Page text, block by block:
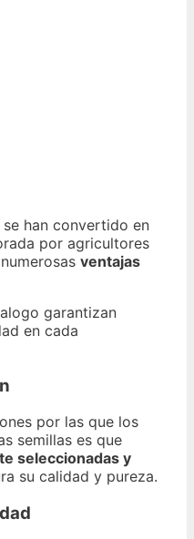
se han convertido en
por agricultores
ventajas
garantizan
en cada
por las que los
semillas es que
seleccionadas y
su calidad y pureza.